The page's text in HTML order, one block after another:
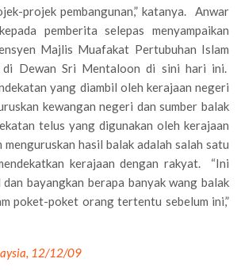
projek pembangunan,” katanya. Anwar
pemberita selepas menyampaikan
Majlis Muafakat Pertubuhan Islam
di Dewan Sri Mentaloon di sini hari ini.
yang diambil oleh kerajaan negeri
kewangan negeri dan sumber balak
telus yang digunakan oleh kerajaan
menguruskan hasil balak adalah salah satu
kerajaan dengan rakyat. “Ini
bayangkan berapa banyak wang balak
poket-poket orang tertentu sebelum ini,”
12/12/09